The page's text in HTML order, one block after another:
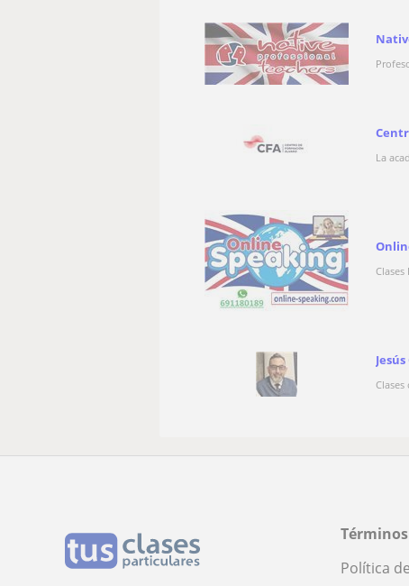
La
Política